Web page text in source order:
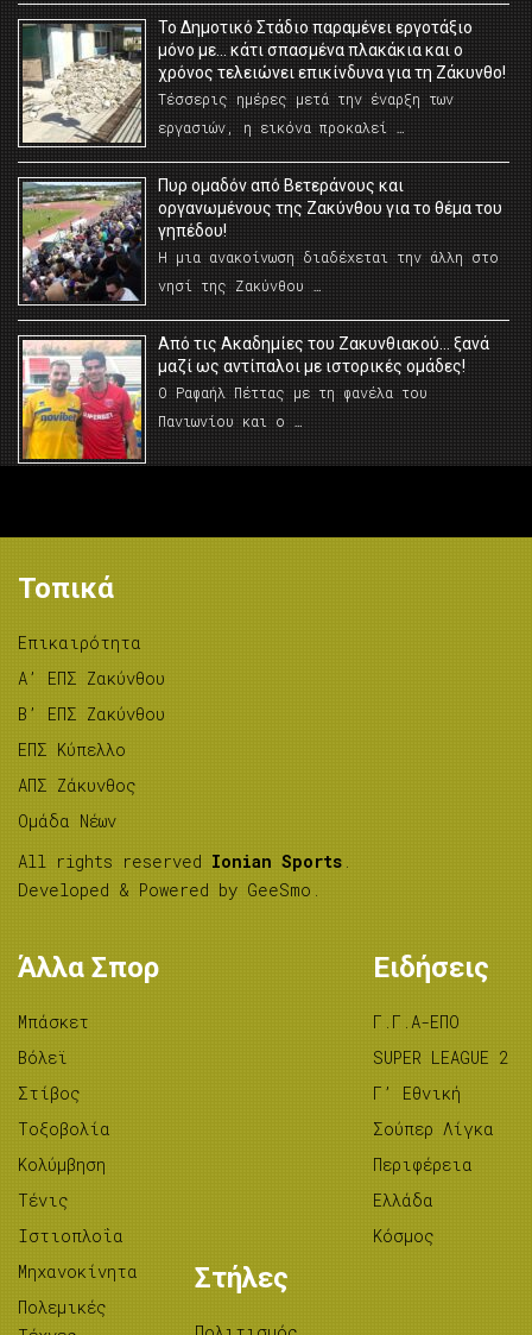
Το Δημοτικό Στάδιο παραμένει εργοτάξιο
μόνο με… κάτι σπασμένα πλακάκια και ο
χρόνος τελειώνει επικίνδυνα για τη Ζάκυνθο!
Τέσσερις ημέρες μετά την έναρξη των
εργασιών, η εικόνα προκαλεί …
Πυρ ομαδόν από Βετεράνους και
οργανωμένους της Ζακύνθου για το θέμα του
γηπέδου!
Η μια ανακοίνωση διαδέχεται την άλλη στο
νησί της Ζακύνθου …
Από τις Ακαδημίες του Ζακυνθιακού… ξανά
μαζί ως αντίπαλοι με ιστορικές ομάδες!
Ο Ραφαήλ Πέττας με τη φανέλα του
Πανιωνίου και ο …
Τοπικά
Επικαιρότητα
A’ ΕΠΣ Ζακύνθου
B’ ΕΠΣ Ζακύνθου
ΕΠΣ Κύπελλο
ΑΠΣ Ζάκυνθος
Ομάδα Νέων
All rights reserved Ionian Sports .
Developed & Powered by GeeSmo .
Άλλα Σπορ
Μπάσκετ
Βόλεϊ
Στίβος
Tοξοβολία
Κολύμβηση
Τένις
Ιστιοπλοΐα
Μηχανοκίνητα
Πολεμικές
Ειδήσεις
Γ.Γ.Α-ΕΠΟ
SUPER LEAGUE 2
Γ’ Εθνική
Σούπερ Λίγκα
Περιφέρεια
Ελλάδα
Κόσμος
Στήλες